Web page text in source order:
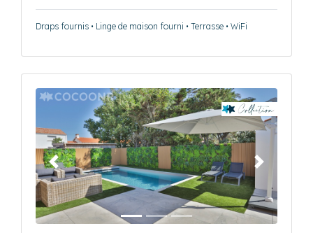
Draps fournis • Linge de maison fourni • Terrasse • WiFi
Précédent Suivant